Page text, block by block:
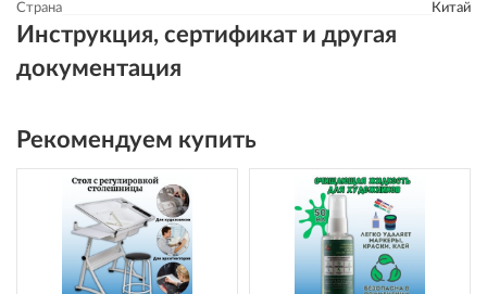
Страна
Китай
Инструкция, сертификат и другая
документация
Рекомендуем купить